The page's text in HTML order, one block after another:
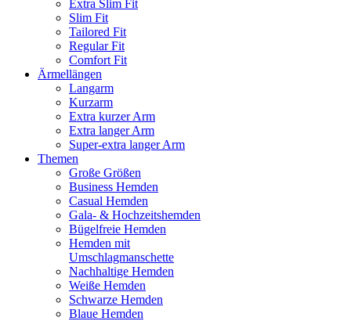
Extra Slim Fit
Slim Fit
Tailored Fit
Regular Fit
Comfort Fit
Ärmellängen
Langarm
Kurzarm
Extra kurzer Arm
Extra langer Arm
Super-extra langer Arm
Themen
Große Größen
Business Hemden
Casual Hemden
Gala- & Hochzeitshemden
Bügelfreie Hemden
Hemden mit
Umschlagmanschette
Nachhaltige Hemden
Weiße Hemden
Schwarze Hemden
Blaue Hemden